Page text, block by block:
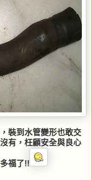
裝到水管變形也敢交
有，枉顧安全與良心
福了!!